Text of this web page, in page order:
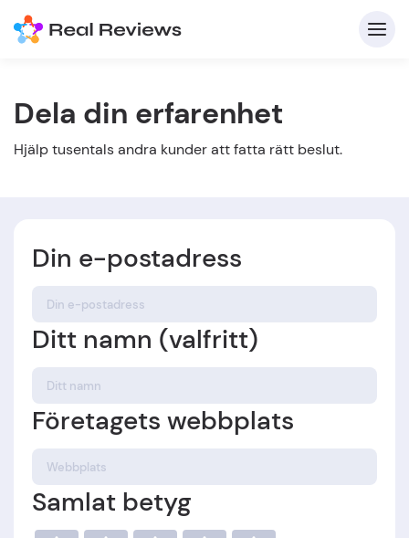
Dela din erfarenhet
Hjälp tusentals andra kunder att fatta rätt beslut.
Din e-postadress
Ditt namn (valfritt)
Företagets webbplats
Samlat betyg